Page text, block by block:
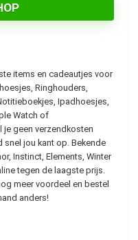
items en cadeautjes voor
Ringhouders,
Ipadhoesjes,
Watch of
je geen verzendkosten
snel jou kant op. Bekende
Instinct, Elements, Winter
tegen de laagste prijs.
meer voordeel en bestel
anders!